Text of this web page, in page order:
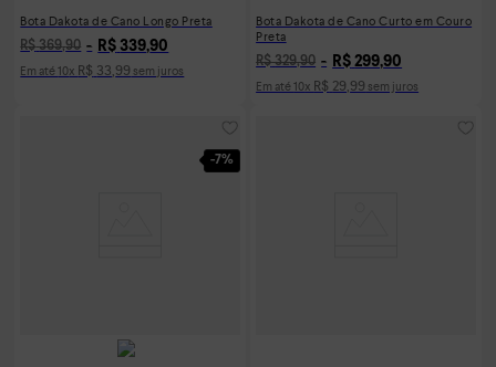
Bota Dakota de Cano Longo Preta
R$ 369,90 R$ 339,90
Em até10x R$ 33,99 sem juros
Bota Dakota de Cano Curto em Couro
Preta
R$ 329,90 R$ 299,90
Em até10x R$ 29,99 sem juros
-7%